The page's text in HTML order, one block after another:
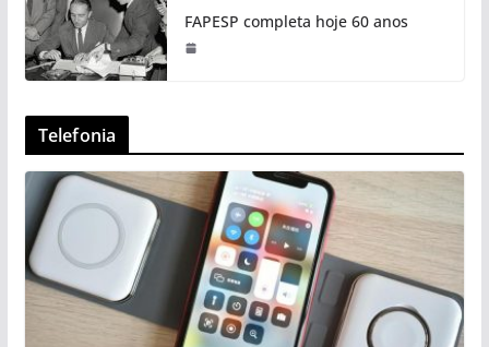
FAPESP completa hoje 60 anos
Telefonia